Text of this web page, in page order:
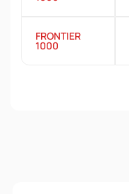
FRONTIER
1000